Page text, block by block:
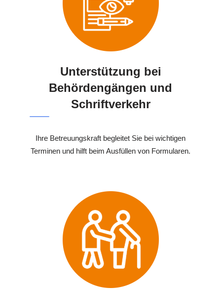
Unterstützung bei
Behördengängen und
Schriftverkehr
Ihre Betreuungskraft begleitet Sie bei wichtigen
Terminen und hilft beim Ausfüllen von Formularen.